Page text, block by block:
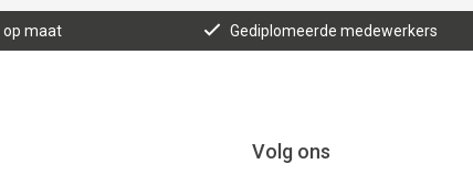
op maat Gediplomeerde medewerkers
Volg ons